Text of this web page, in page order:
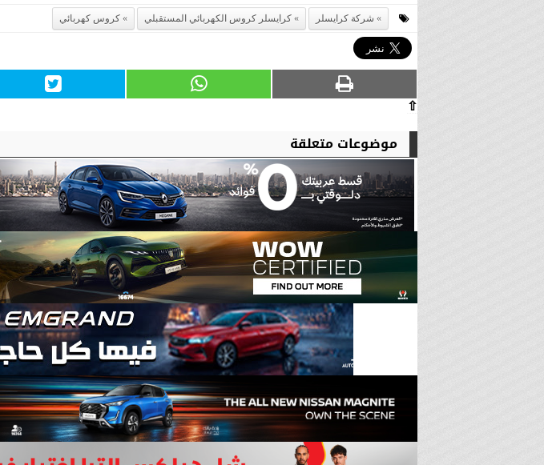
شركة كرايسلر كرايسلر كروس الكهربائي المستقبلي كروس كهربائي
⇧
موضوعات متعلقة